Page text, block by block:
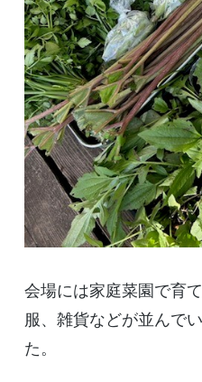
会場には家庭菜園で育
服、雑貨などが並んで
た。